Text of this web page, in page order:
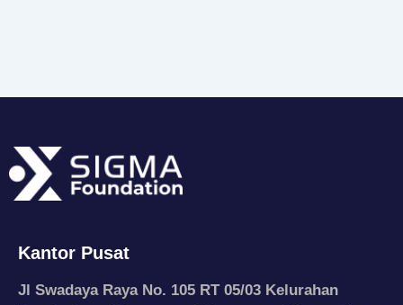
Kantor Pusat
Jl Swadaya Raya No. 105 RT 05/03 Kelurahan